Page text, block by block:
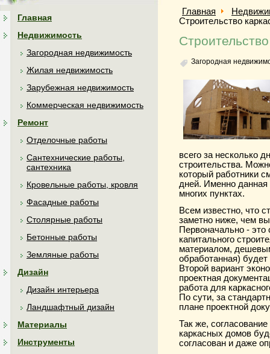
Главная
Недвижимость
Загородная недвижимость
Жилая недвижимость
Зарубежная недвижимость
Коммерческая недвижимость
Ремонт
Отделочные работы
Сантехнические работы,
сантехника
Кровельные работы, кровля
Фасадные работы
Столярные работы
Бетонные работы
Земляные работы
Дизайн
Дизайн интерьера
Ландшафтный дизайн
Материалы
Инструменты
Главная
Строительство
Загородная
всего за несколько
строительства.
который работники
дней. Именно данная
многих пунктах.
Всем известно, что
заметно ниже, чем
Первоначально - это
капитального
материалом,
обработанная)
Второй вариант
проектная
работа для
По сути, за
плане проектной
Так же,
каркасных домов
согласован и даже